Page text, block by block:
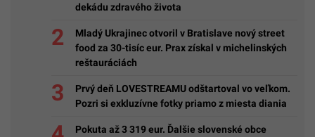
dekádu zdravého života
Mladý Ukrajinec otvoril v Bratislave nový street
food za 30-tisíc eur. Prax získal v michelinských
reštauráciách
Prvý deň LOVESTREAMU odštartoval vo veľkom.
Pozri si exkluzívne fotky priamo z miesta diania
Pokuta až 3 319 eur. Ďalšie slovenské obce